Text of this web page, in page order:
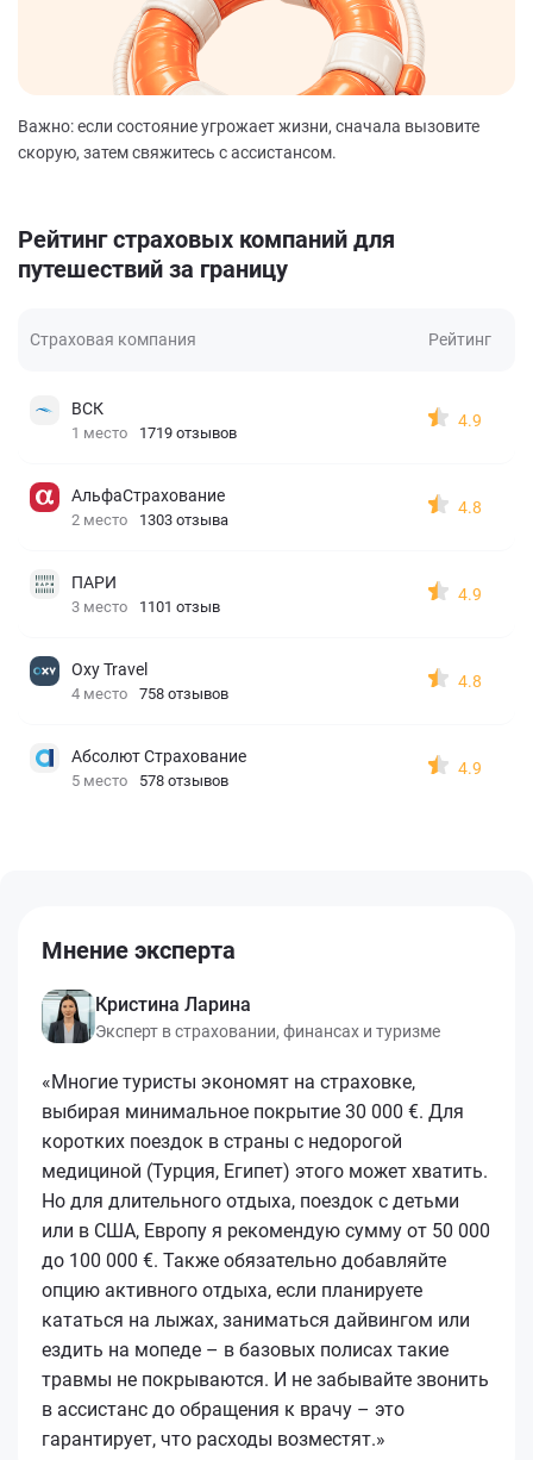
Важно: если состояние угрожает жизни, сначала вызовите
скорую, затем свяжитесь с ассистансом.
Рейтинг страховых компаний для
путешествий за границу
Страховая компания Рейтинг
ВСК
1 место 1719 отзывов
4.9
АльфаСтрахование
2 место 1303 отзыва
4.8
ПАРИ
3 место 1101 отзыв
4.9
Oxy Travel
4 место 758 отзывов
4.8
Абсолют Страхование
5 место 578 отзывов
4.9
Мнение эксперта
Кристина Ларина
Эксперт в страховании, финансах и туризме
«Многие туристы экономят на страховке,
выбирая минимальное покрытие 30 000 €. Для
коротких поездок в страны с недорогой
медициной (Турция, Египет) этого может хватить.
Но для длительного отдыха, поездок с детьми
или в США, Европу я рекомендую сумму от 50 000
до 100 000 €. Также обязательно добавляйте
опцию активного отдыха, если планируете
кататься на лыжах, заниматься дайвингом или
ездить на мопеде – в базовых полисах такие
травмы не покрываются. И не забывайте звонить
в ассистанс до обращения к врачу – это
гарантирует, что расходы возместят.»